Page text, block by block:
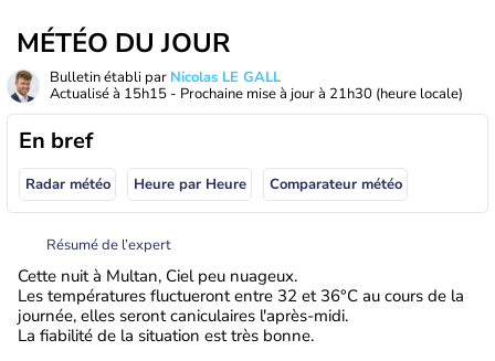
MÉTÉO DU JOUR
Bulletin établi par Nicolas LE GALL
Actualisé à 15h15 - Prochaine mise à jour à 21h30 (heure locale)
En bref
Radar météo Heure par Heure Comparateur météo
Résumé de l’expert
Cette nuit à Multan, Ciel peu nuageux.
Les températures fluctueront entre 32 et 36°C au cours de la
journée, elles seront caniculaires l'après-midi.
La fiabilité de la situation est très bonne.